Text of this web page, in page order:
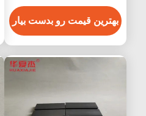
دکوراسیون داخلی
بهترین قیمت رو بدست بیار